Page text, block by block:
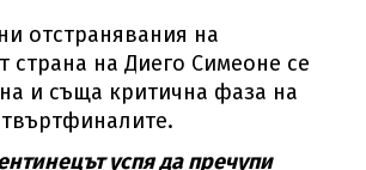
отстранявания на
страна на Диего Симеоне се
и съща критична фаза на
успя да пречупи